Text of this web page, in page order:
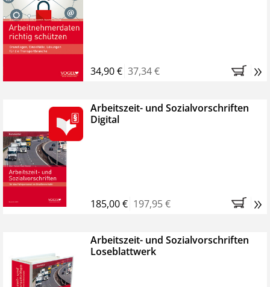
34,90 € 37,34 € »
Arbeitszeit- und Sozialvorschriften
Digital
185,00 € 197,95 € »
Arbeitszeit- und Sozialvorschriften
Loseblattwerk